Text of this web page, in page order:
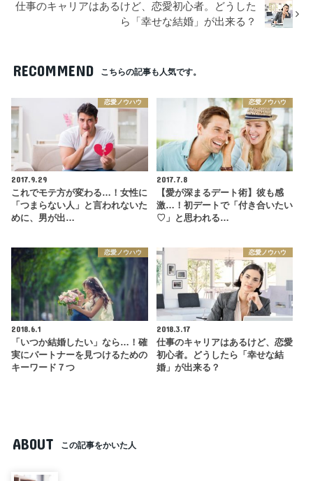
仕事のキャリアはあるけど、恋愛初心者。どうした
ら「幸せな結婚」が出来る？
RECOMMEND こちらの記事も人気です。
恋愛ノウハウ
2017.9.29
これでモテ方が変わる…！女性に
「つまらない人」と言われないた
めに、男が出…
恋愛ノウハウ
2017.7.8
【愛が深まるデート術】彼も感
激…！初デートで「付き合いたい
♡」と思われる…
恋愛ノウハウ
2018.6.1
「いつか結婚したい」なら…！確
実にパートナーを見つけるための
キーワード７つ
恋愛ノウハウ
2018.3.17
仕事のキャリアはあるけど、恋愛
初心者。どうしたら「幸せな結
婚」が出来る？
ABOUT この記事をかいた人